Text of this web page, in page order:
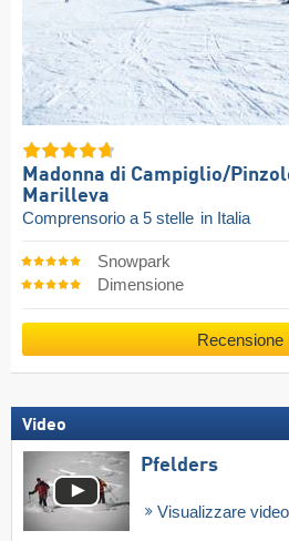
Madonna di Campiglio/​
Marilleva
Comprensorio a 5 stelle in Italia
Snowpark
Dimensione
Recensione
Video
Pfelders
Visualizzare video